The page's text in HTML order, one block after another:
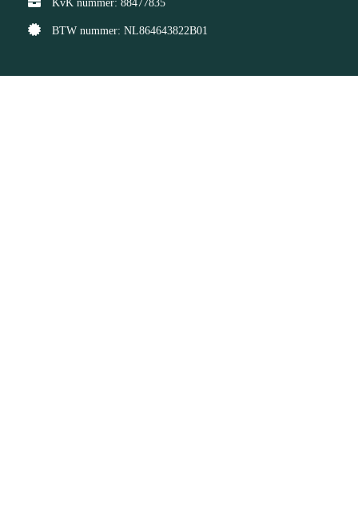
KvK nummer: 88477835
BTW nummer: NL864643822B01